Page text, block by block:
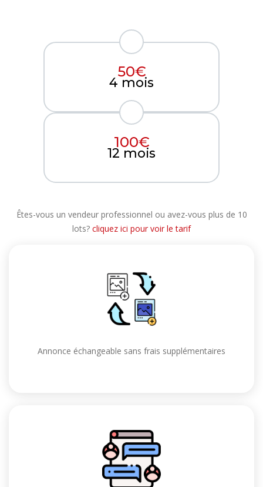
50€
4 mois
100€
12 mois
Êtes-vous un vendeur professionnel ou avez-vous plus de 10
lots? cliquez ici pour voir le tarif
Annonce échangeable sans frais supplémentaires